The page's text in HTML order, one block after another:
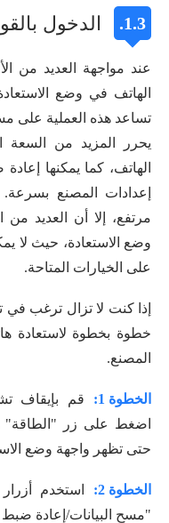
1.3. الدخول
عند مواجهة العديد من
الهاتف في وضع
تساعد هذه العملية على
يحرر المزيد من السعة
الهاتف، كما يمكنها
إعدادات المصنع
مرتفع، إلا أن العديد
وضع الاستعادة، حيث لا
على الخيارات المتاحة.
إذا كنت لا تزال ترغب في
المصنع.
الخطوة 1:
اضغط على زر
حتى تظهر واجهة وضع
الخطوة 2:
استخدم
"مسح البيانات/إعادة